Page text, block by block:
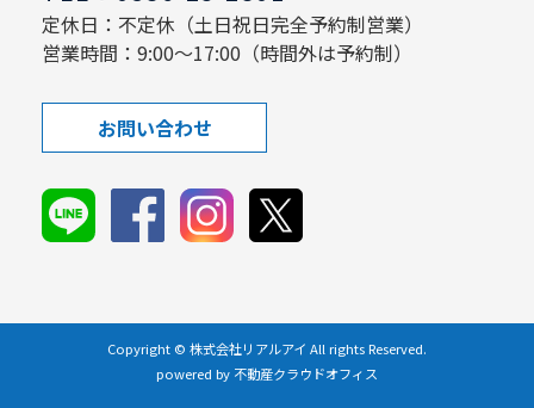
定休日：不定休（土日祝日完全予約制営業）
営業時間：9:00～17:00（時間外は予約制）
お問い合わせ
Copyright © 株式会社リアルアイ All rights Reserved.
powered by 不動産クラウドオフィス